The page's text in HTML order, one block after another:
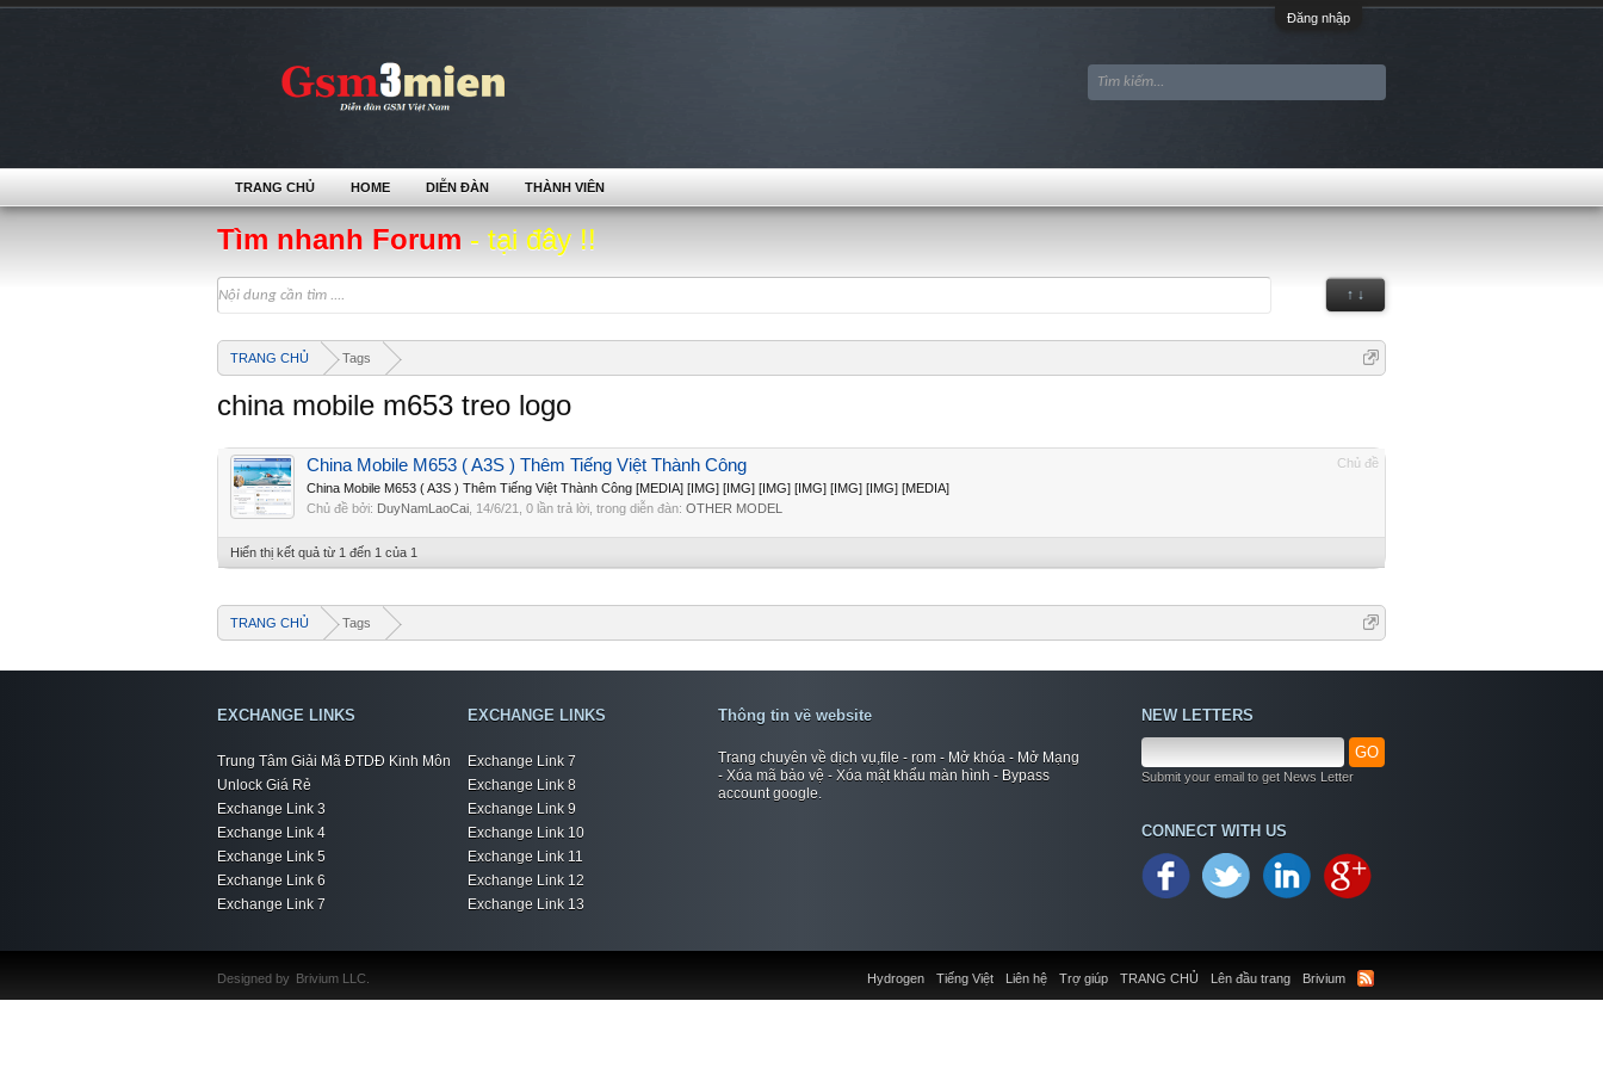
Đăng nhập
Tìm nhanh Forum - tại đây !!
↑ ↓
TRANG CHỦ Tags
china mobile m653 treo logo
Chủ đề
China Mobile M653 ( A3S ) Thêm Tiếng Việt Thành Công
China Mobile M653 ( A3S ) Thêm Tiếng Việt Thành Công [MEDIA] [IMG] [IMG] [IMG] [IMG] [IMG] [IMG] [MEDIA]
Chủ đề bởi: DuyNamLaoCai 14/6/21 , 0 lần trả lời, trong diễn đàn: OTHER MODEL
Hiển thị kết quả từ 1 đến 1 của 1
TRANG CHỦ Tags
TRANG CHỦ HOME DIỄN ĐÀN THÀNH VIÊN
EXCHANGE LINKS
Trung Tâm Giải Mã ĐTDĐ Kinh Môn
Unlock Giá Rẻ
Exchange Link 3
Exchange Link 4
Exchange Link 5
Exchange Link 6
Exchange Link 7
EXCHANGE LINKS
Exchange Link 7
Exchange Link 8
Exchange Link 9
Exchange Link 10
Exchange Link 11
Exchange Link 12
Exchange Link 13
Thông tin về website
Trang chuyên về dịch vụ,file - rom - Mở khóa - Mở Mạng
- Xóa mã bảo vệ - Xóa mật khẩu màn hình - Bypass
account google.
NEW LETTERS
GO
Submit your email to get News Letter
CONNECT WITH US
Liên hệ Trợ giúp TRANG CHỦ Lên đầu trang Brivium
Hydrogen Tiếng Việt
Designed by Brivium LLC.